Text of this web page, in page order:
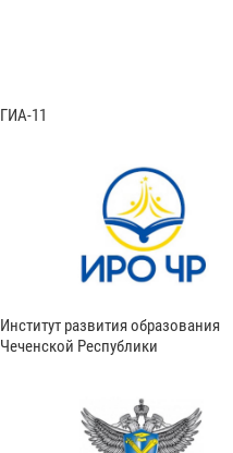
ГИА-11
Институт развития образования
Чеченской Республики